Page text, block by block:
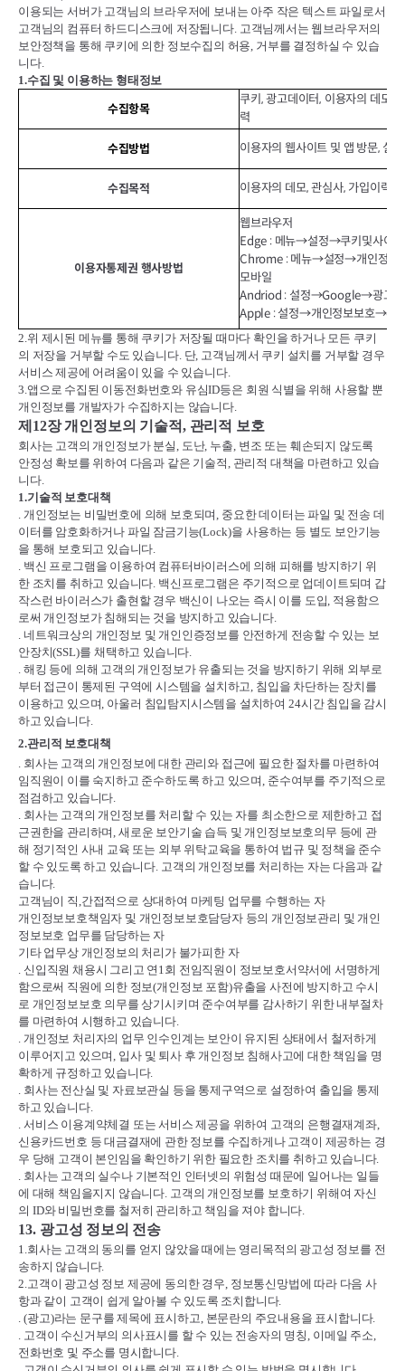
이용되는 서버가 고객님의 브라우저에 보내는 아주 작은 텍스트 파일로서
고객님의 컴퓨터 하드디스크에 저장됩니다. 고객님께서는 웹브라우저의
보안정책을 통해 쿠키에 의한 정보수집의 허용, 거부를 결정하실 수 있습
니다.
1.수집 및 이용하는 형태정보
수집항목
쿠키, 광고데이터, 이용자의 데모(
력
수집방법 이용자의 웹사이트 및 앱 방문, 실
수집목적 이용자의 데모, 관심사, 가입이력
이용자통제권 행사방법
웹브라우저
Edge : 메뉴→설정→쿠키및사이
Chrome : 메뉴→설정→개인정보
모바일
Andriod : 설정→Google→광고→
Apple : 설정→개인정보보호→추
2.위 제시된 메뉴를 통해 쿠키가 저장될 때마다 확인을 하거나 모든 쿠키
의 저장을 거부할 수도 있습니다. 단, 고객님께서 쿠키 설치를 거부할 경우
서비스 제공에 어려움이 있을 수 있습니다.
3.앱으로 수집된 이동전화번호와 유심ID등은 회원 식별을 위해 사용할 뿐
개인정보를 개발자가 수집하지는 않습니다.
제 12장 개인정보의 기술적, 관리적 보호
회사는 고객의 개인정보가 분실, 도난, 누출, 변조 또는 훼손되지 않도록
안정성 확보를 위하여 다음과 같은 기술적, 관리적 대책을 마련하고 있습
니다.
1.기술적 보호대책
. 개인정보는 비밀번호에 의해 보호되며, 중요한 데이터는 파일 및 전송 데
이터를 암호화하거나 파일 잠금기능(Lock)을 사용하는 등 별도 보안기능
을 통해 보호되고 있습니다.
. 백신 프로그램을 이용하여 컴퓨터바이러스에 의해 피해를 방지하기 위
한 조치를 취하고 있습니다. 백신프로그램은 주기적으로 업데이트되며 갑
작스런 바이러스가 출현할 경우 백신이 나오는 즉시 이를 도입, 적용함으
로써 개인정보가 침해되는 것을 방지하고 있습니다.
. 네트워크상의 개인정보 및 개인인증정보를 안전하게 전송할 수 있는 보
안장치(SSL)를 채택하고 있습니다.
. 해킹 등에 의해 고객의 개인정보가 유출되는 것을 방지하기 위해 외부로
부터 접근이 통제된 구역에 시스템을 설치하고, 침입을 차단하는 장치를
이용하고 있으며, 아울러 침입탐지시스템을 설치하여 24시간 침입을 감시
하고 있습니다.
2.관리적 보호대책
. 회사는 고객의 개인정보에 대한 관리와 접근에 필요한 절차를 마련하여
임직원이 이를 숙지하고 준수하도록 하고 있으며, 준수여부를 주기적으로
점검하고 있습니다.
. 회사는 고객의 개인정보를 처리할 수 있는 자를 최소한으로 제한하고 접
근권한을 관리하며,새로운 보안기술 습득 및 개인정보보호의무 등에 관
해 정기적인 사내 교육 또는 외부 위탁교육을 통하여 법규 및 정책을 준수
할 수 있도록 하고 있습니다. 고객의 개인정보를 처리하는 자는 다음과 같
습니다.
고객님이 직,간접적으로 상대하여 마케팅 업무를 수행하는 자
개인정보보호책임자 및 개인정보보호담당자 등의 개인정보관리 및 개인
정보보호 업무를 담당하는 자
기타 업무상 개인정보의 처리가 불가피한 자
. 신입직원 채용시 그리고 연 1회 전임직원이 정보보호서약서에 서명하게
함으로써 직원에 의한 정보(개인정보 포함)유출을 사전에 방지하고 수시
로 개인정보보호 의무를 상기시키며 준수여부를 감사하기 위한 내부절차
를 마련하여 시행하고 있습니다.
. 개인정보 처리자의 업무 인수인계는 보안이 유지된 상태에서 철저하게
이루어지고 있으며, 입사 및 퇴사 후 개인정보 침해사고에 대한 책임을 명
확하게 규정하고 있습니다.
. 회사는 전산실 및 자료보관실 등을 통제구역으로 설정하여 출입을 통제
하고 있습니다.
. 서비스 이용계약체결 또는 서비스 제공을 위하여 고객의 은행결재계좌,
신용카드번호 등 대금결재에 관한 정보를 수집하게나 고객이 제공하는 경
우 당해 고객이 본인임을 확인하기 위한 필요한 조치를 취하고 있습니다.
. 회사는 고객의 실수나 기본적인 인터넷의 위험성 때문에 일어나는 일들
에 대해 책임을지지 않습니다. 고객의 개인정보를 보호하기 위해여 자신
의 ID와 비밀번호를 철저히 관리하고 책임을 져야 합니다.
13. 광고성 정보의 전송
1.회사는 고객의 동의를 얻지 않았을 때에는 영리목적의 광고성 정보를 전
송하지 않습니다.
2.고객이 광고성 정보 제공에 동의한 경우, 정보통신망법에 따라 다음 사
항과 같이 고객이 쉽게 알아볼 수 있도록 조치합니다.
. (광고)라는 문구를 제목에 표시하고, 본문란의 주요내용을 표시합니다.
. 고객이 수신거부의 의사표시를 할 수 있는 전송자의 명칭, 이메일 주소,
전화번호 및 주소를 명시합니다.